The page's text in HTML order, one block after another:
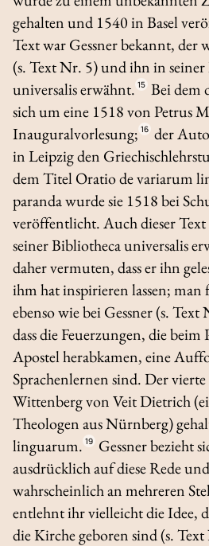
gehalten und 1540 in Basel
Text war Gessner bekannt, der
(s. Text Nr. 5) und ihn in seiner
universaliserwähnt. 15 Bei dem
sich um eine 1518 von Petrus
Inauguralvorlesung; 16 der
in Leipzig den
dem TitelOratio de variarum
parandawurde sie 1518 bei
veröffentlicht. Auch dieser
seinerBibliotheca universalis
daher vermuten, dass er ihn
ihm hat inspirieren lassen;
ebenso wie bei Gessner (s.
dass die Feuerzungen, die
Apostel herabkamen, eine
Sprachenlernen sind. Der
Wittenberg von Veit Dietrich
Theologen aus Nürnberg)
linguarum. 19 Gessner bezieht
ausdrücklich auf diese Rede
wahrscheinlich an mehreren
entlehnt ihr vielleicht die Idee,
die Kirche geboren sind (s.